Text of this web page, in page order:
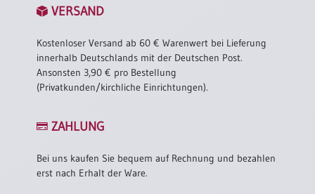
VERSAND
Kostenloser Versand ab 60 € Warenwert bei Lieferung
innerhalb Deutschlands mit der Deutschen Post.
Ansonsten 3,90 € pro Bestellung
(Privatkunden/kirchliche Einrichtungen).
ZAHLUNG
Bei uns kaufen Sie bequem auf Rechnung und bezahlen
erst nach Erhalt der Ware.